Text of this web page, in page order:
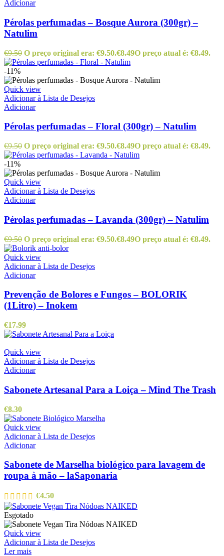
Adicionar
Pérolas perfumadas – Bosque Aurora (300gr) –
Natulim
€9.50 O preço original era: €9.50.€8.49O preço atual é: €8.49.
-11%
Quick view
Adicionar à Lista de Desejos
Adicionar
Pérolas perfumadas – Floral (300gr) – Natulim
€9.50 O preço original era: €9.50.€8.49O preço atual é: €8.49.
-11%
Quick view
Adicionar à Lista de Desejos
Adicionar
Pérolas perfumadas – Lavanda (300gr) – Natulim
€9.50 O preço original era: €9.50.€8.49O preço atual é: €8.49.
Quick view
Adicionar à Lista de Desejos
Adicionar
Prevenção de Bolores e Fungos – BOLORIK
(1Litro) – Inokem
€17.99
Quick view
Adicionar à Lista de Desejos
Adicionar
Sabonete Artesanal Para a Loiça – Mind The Trash
€8.30
Quick view
Adicionar à Lista de Desejos
Adicionar
Sabonete de Marselha biológico para lavagem de
roupa à mão – laSaponaria
€4.50
Esgotado
Quick view
Adicionar à Lista de Desejos
Ler mais